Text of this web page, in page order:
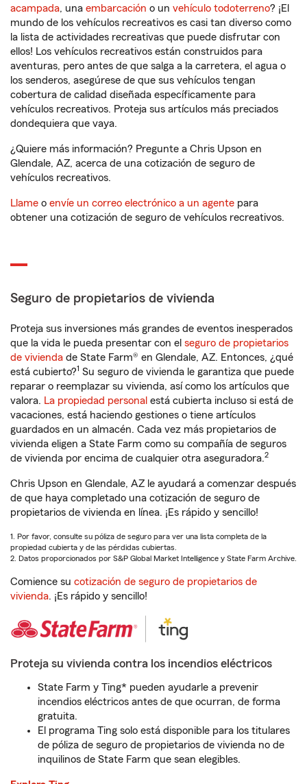
acampada, una embarcación o un vehículo todoterreno? ¡El
mundo de los vehículos recreativos es casi tan diverso como
la lista de actividades recreativas que puede disfrutar con
ellos! Los vehículos recreativos están construidos para
aventuras, pero antes de que salga a la carretera, el agua o
los senderos, asegúrese de que sus vehículos tengan
cobertura de calidad diseñada específicamente para
vehículos recreativos. Proteja sus artículos más preciados
dondequiera que vaya.
¿Quiere más información? Pregunte a Chris Upson en
Glendale, AZ, acerca de una cotización de seguro de
vehículos recreativos.
Llame o envíe un correo electrónico a un agente para
obtener una cotización de seguro de vehículos recreativos.
Seguro de propietarios de vivienda
Proteja sus inversiones más grandes de eventos inesperados
que la vida le pueda presentar con el seguro de propietarios
de vivienda de State Farm® en Glendale, AZ. Entonces, ¿qué
está cubierto?1 Su seguro de vivienda le garantiza que puede
reparar o reemplazar su vivienda, así como los artículos que
valora. La propiedad personal está cubierta incluso si está de
vacaciones, está haciendo gestiones o tiene artículos
guardados en un almacén. Cada vez más propietarios de
vivienda eligen a State Farm como su compañía de seguros
de vivienda por encima de cualquier otra aseguradora.2
Chris Upson en Glendale, AZ le ayudará a comenzar después
de que haya completado una cotización de seguro de
propietarios de vivienda en línea. ¡Es rápido y sencillo!
1. Por favor, consulte su póliza de seguro para ver una lista completa de la
propiedad cubierta y de las pérdidas cubiertas.
2. Datos proporcionados por S&P Global Market Intelligence y State Farm Archive.
Comience su cotización de seguro de propietarios de
vivienda. ¡Es rápido y sencillo!
Proteja su vivienda contra los incendios eléctricos
State Farm y Ting* pueden ayudarle a prevenir
incendios eléctricos antes de que ocurran, de forma
gratuita.
El programa Ting solo está disponible para los titulares
de póliza de seguro de propietarios de vivienda no de
inquilinos de State Farm que sean elegibles.